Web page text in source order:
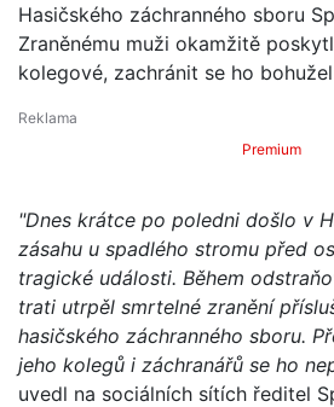
Hasičského záchranného sboru
Zraněnému muži okamžitě
kolegové, zachránit se ho
Premium
"Dnes krátce po poledni došlo v
zásahu u spadlého stromu před
tragické události. Během
trati utrpěl smrtelné zranění
hasičského záchranného sboru.
jeho kolegů i záchranářů se ho
uvedl na sociálních sítích ředitel